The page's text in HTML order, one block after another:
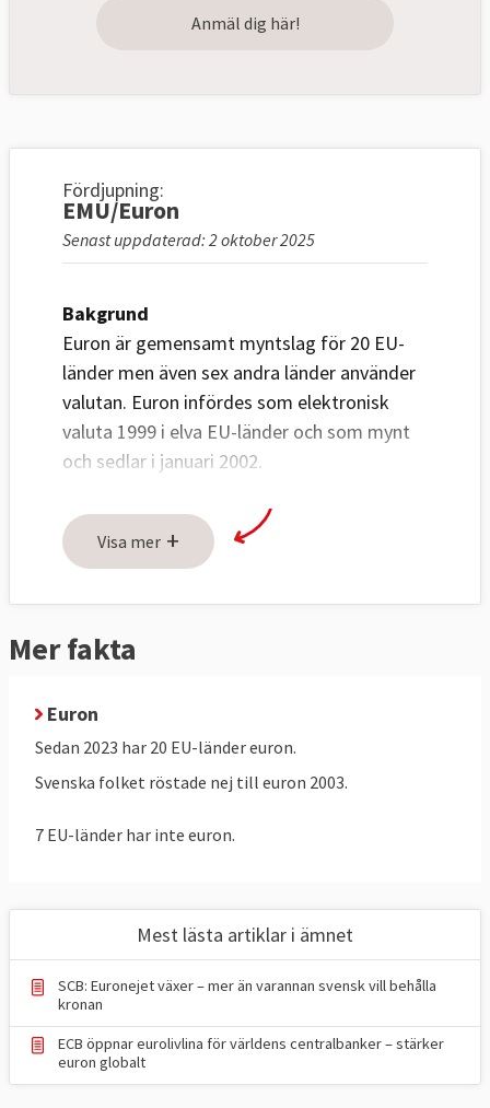
Anmäl dig här!
Fördjupning:
EMU/Euron
Senast uppdaterad: 2 oktober 2025
Bakgrund
Euron är gemensamt myntslag för 20 EU-
länder men även sex andra länder använder
valutan. Euron infördes som elektronisk
valuta 1999 i elva EU-länder och som mynt
och sedlar i januari 2002.
Det ekonomiska och monetära samarbetet
EMU (Ekonomiska och monetära unionen)
innebär att alla medlemsländer har en
marknaden ska skapa tillväxt och
delta i eurosamarbetet måste
medlemsländerna uppfylla fyra ekonomiska
Flera av de nyare medlemsländerna efter
2004 uppfyller ännu inte villkoren som krävs
för att få delta i eurosamarbetet.
Bland de gamla EU-länderna är det bara
Sverige och Danmark som ännu inte har
infört euron. Danmark har förhandlat fram
Visa mer +
Mer fakta
Euron
Sedan 2023 har 20 EU-länder euron.
Svenska folket röstade nej till euron 2003.
7 EU-länder har inte euron.
Mest lästa artiklar i ämnet
SCB: Euronejet växer – mer än varannan svensk vill behålla
kronan
ECB öppnar eurolivlina för världens centralbanker – stärker
euron globalt